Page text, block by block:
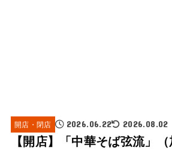
開店・閉店 2026.06.22 2026.08.02
【開店】「中華そば弦流」（